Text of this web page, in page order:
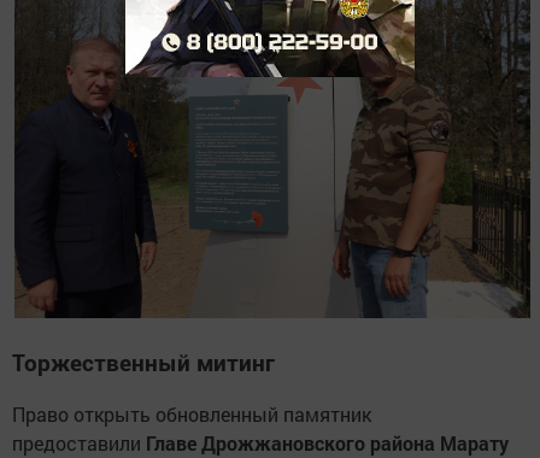
Торжественный митинг
Право открыть обновленный памятник
предоставили Главе Дрожжановского района Марату